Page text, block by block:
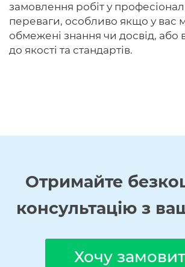
замовлення робіт у
переваги, особливо якщо у вас
обмежені знання чи досвід, або
до якості та стандартів.
Отримайте
консультацію з
Хочу